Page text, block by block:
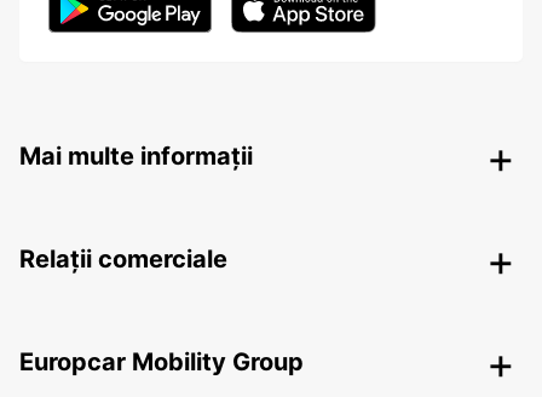
Mai multe informații
Relații comerciale
Europcar Mobility Group